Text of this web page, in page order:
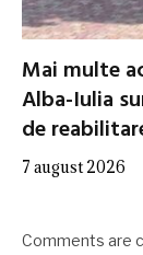
Mai multe
Alba-Iulia
de
7 august 2026
Comments are